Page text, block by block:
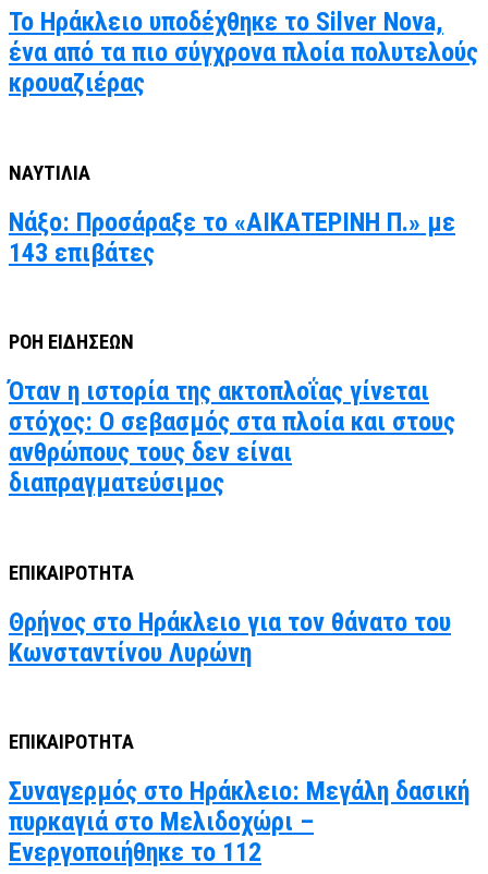
Το Ηράκλειο υποδέχθηκε το Silver Nova,
ένα από τα πιο σύγχρονα πλοία πολυτελούς
κρουαζιέρας
ΝΑΥΤΙΛΙΑ
Νάξο: Προσάραξε το «ΑΙΚΑΤΕΡΙΝΗ Π.» με
143 επιβάτες
ΡΟΗ ΕΙΔΗΣΕΩΝ
Όταν η ιστορία της ακτοπλοΐας γίνεται
στόχος: Ο σεβασμός στα πλοία και στους
ανθρώπους τους δεν είναι
διαπραγματεύσιμος
ΕΠΙΚΑΙΡΟΤΗΤΑ
Θρήνος στο Ηράκλειο για τον θάνατο του
Κωνσταντίνου Λυρώνη
ΕΠΙΚΑΙΡΟΤΗΤΑ
Συναγερμός στο Ηράκλειο: Μεγάλη δασική
πυρκαγιά στο Μελιδοχώρι –
Ενεργοποιήθηκε το 112